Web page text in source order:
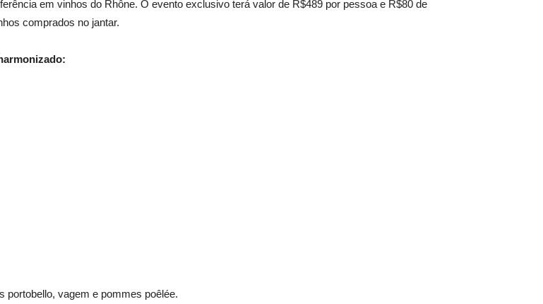
em vinhos do Rhône. O evento exclusivo terá valor de R$489 por pessoa e R$80 de
comprados no jantar.
portobello, vagem e pommes poêlée.